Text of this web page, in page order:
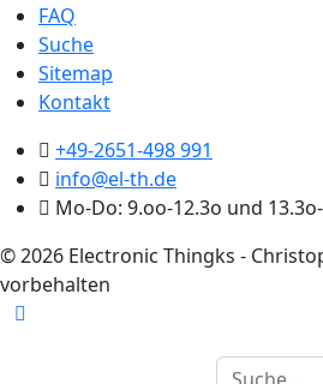
FAQ
Suche
Sitemap
Kontakt
+49-2651-498 991
info@el-th.de
Mo-Do: 9.oo-12.3o und
© 2026 Electronic Thingks -
vorbehalten
Suchen